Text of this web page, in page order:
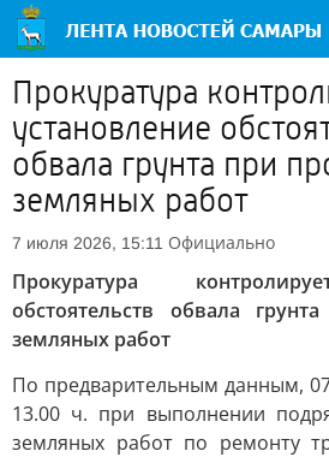
Прокуратура
установление
обвала грунта при
земляных работ
7 июля 2026, 15:11 Официально
Прокуратура
обстоятельств обвала
земляных работ
По предварительным данным,
13.00 ч. при выполнении
земляных работ по ремонту